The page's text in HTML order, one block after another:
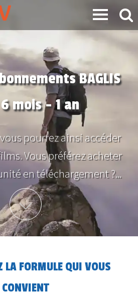
BAGLIS
mois - 1 an
pourrez ainsi accéder
Vous préférez acheter
en téléchargement ?...
Plus d'info
LA FORMULE QUI VOUS
CONVIENT